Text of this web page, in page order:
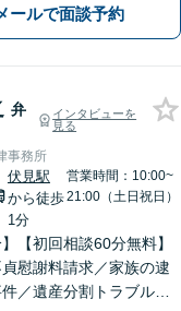
務整理・企業法務な
談ください。
ールで面談予約
弁
インタビューを
見る
事務所
伏見駅
から徒歩
1分
営業時間：10:00~
21:00（土日祝日）
】【初回相談60分無料】
慰謝料請求／家族の逮
／遺産分割トラブルや